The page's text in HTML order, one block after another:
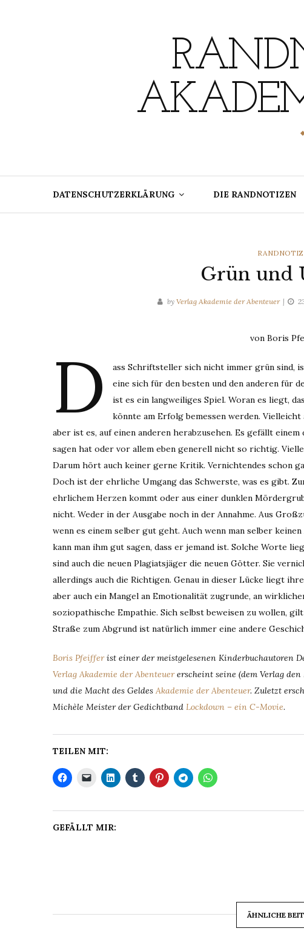
DATENSCHUTZERKLÄRUNG DIE RANDNOTIZEN
Grün und
by Verlag Akademie der Abenteuer
von Boris
D
ass Schriftsteller sich nicht immer grün sind,
eine sich für den besten und den anderen für
ist es ein langweiliges Spiel. Woran es liegt,
könnte am Erfolg bemessen werden.
aber ist es, auf einen anderen herabzusehen. Es gefällt
sagen hat oder vor allem eben generell nicht so richtig.
Darum hört auch keiner gerne Kritik. Vernichtendes schon
Doch ist der ehrliche Umgang das Schwerste, was es gibt.
ehrlichem Herzen kommt oder aus einer dunklen
nicht. Weder in der Ausgabe noch in der Annahme. Aus
wenn es einem selber gut geht. Auch wenn man selber
kann man ihm gut sagen, dass er jemand ist. Solche Worte
sind auch die neuen Plagiatsjäger die neuen Götter. Sie
allerdings auch die Richtigen. Genau in dieser Lücke liegt
aber auch ein Mangel an Emotionalität zugrunde, an
soziopathische Empathie. Sich selbst beweisen zu wollen,
Straße zum Abgrund ist natürlich immer eine andere
Boris Pfeifferist einer der meistgelesenen Kinderbuchautoren
Verlag Akademie der Abenteuererscheint seine (dem Verlag den
und die Macht des Geldes Akademie der Abenteuer. Zuletzt
Michèle Meister der Gedichtband Lockdown – ein C-Movie.
TEILEN MIT:
GEFÄLLT MIR:
ÄHNLICHE